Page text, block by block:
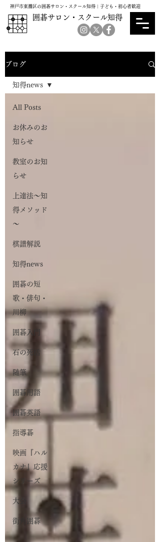
囲碁サロン・スクール知得
神戸市東灘区の囲碁サロン・スクール知得｜子ども・初心者歓迎
ブログ
All Posts
お休みのお
知らせ
教室のお知
らせ
上達法～知
得メソッド
～
棋譜解説
知得news
囲碁の短
歌・俳句・
川柳
囲碁入門
石の死活
随筆
囲碁用語
囲碁英語
指導碁
映画『ハル
カナ』応援
シリーズ
大会
街角囲碁
知得news